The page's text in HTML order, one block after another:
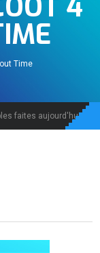
Time
aujourd'hui, la